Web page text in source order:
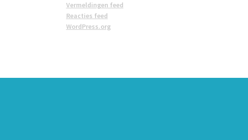
Vermeldingen feed
Reacties feed
WordPress.org